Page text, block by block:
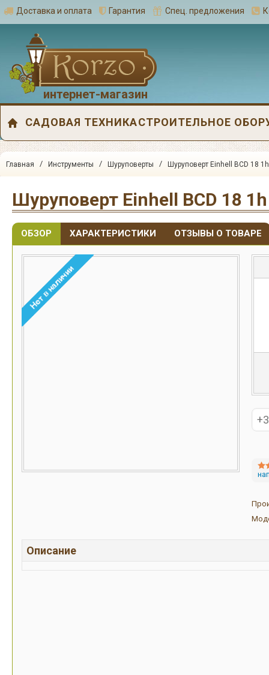
Доставка и оплата Гарантия Спец. предложения
интернет-магазин
САДОВАЯ ТЕХНИКАСТРОИТЕЛЬНОЕ
Главная / Инструменты / Шуруповерты / Шуруповерт Einhell BCD 18 1h
Шуруповерт Einhell BCD 18 1h
ОБЗОР ХАРАКТЕРИСТИКИ ОТЗЫВЫ О ТОВАРЕ
Описание